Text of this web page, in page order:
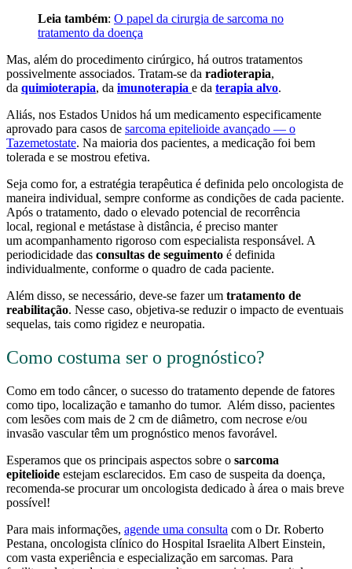
Leia também: O papel da cirurgia de sarcoma no
tratamento da doença
Mas, além do procedimento cirúrgico, há outros tratamentos
possivelmente associados. Tratam-se da radioterapia,
da quimioterapia, da imunoterapia e da terapia alvo.
Aliás, nos Estados Unidos há um medicamento especificamente
aprovado para casos de sarcoma epitelioide avançado — o
Tazemetostate. Na maioria dos pacientes, a medicação foi bem
tolerada e se mostrou efetiva.
Seja como for, a estratégia terapêutica é definida pelo oncologista de
maneira individual, sempre conforme as condições de cada paciente.
Após o tratamento, dado o elevado potencial de recorrência
local, regional e metástase à distância, é preciso manter
um acompanhamento rigoroso com especialista responsável. A
periodicidade das consultas de seguimento é definida
individualmente, conforme o quadro de cada paciente.
Além disso, se necessário, deve-se fazer um tratamento de
reabilitação. Nesse caso, objetiva-se reduzir o impacto de eventuais
sequelas, tais como rigidez e neuropatia.
Como costuma ser o prognóstico?
Como em todo câncer, o sucesso do tratamento depende de fatores
como tipo, localização e tamanho do tumor. Além disso, pacientes
com lesões com mais de 2 cm de diâmetro, com necrose e/ou
invasão vascular têm um prognóstico menos favorável.
Esperamos que os principais aspectos sobre o sarcoma
epitelioide estejam esclarecidos. Em caso de suspeita da doença,
recomenda-se procurar um oncologista dedicado à área o mais breve
possível!
Para mais informações, agende uma consulta com o Dr. Roberto
Pestana, oncologista clínico do Hospital Israelita Albert Einstein,
com vasta experiência e especialização em sarcomas. Para